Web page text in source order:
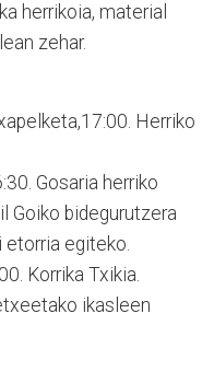
herrikoia, material
zehar.
Herriko
Gosaria herriko
Goiko bidegurutzera
etorria egiteko.
Korrika Txikia.
ikasleen